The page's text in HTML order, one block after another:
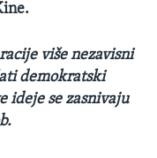
više nezavisni
demokratski
ideje se zasnivaju